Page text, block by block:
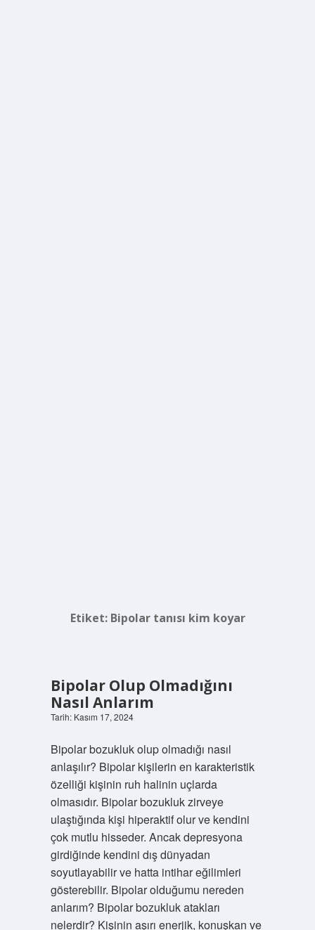
Etiket: Bipolar tanısı kim koyar
Bipolar Olup Olmadığını
Nasıl Anlarım
Tarih: Kasım 17, 2024
Bipolar bozukluk olup olmadığı nasıl
anlaşılır? Bipolar kişilerin en karakteristik
özelliği kişinin ruh halinin uçlarda
olmasıdır. Bipolar bozukluk zirveye
ulaştığında kişi hiperaktif olur ve kendini
çok mutlu hisseder. Ancak depresyona
girdiğinde kendini dış dünyadan
soyutlayabilir ve hatta intihar eğilimleri
gösterebilir. Bipolar olduğumu nereden
anlarım? Bipolar bozukluk atakları
nelerdir? Kişinin aşırı enerjik, konuşkan ve